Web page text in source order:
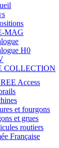
MAG
H0
COLLECTION
REE Access
et fourgons
et grues
routiers
Française